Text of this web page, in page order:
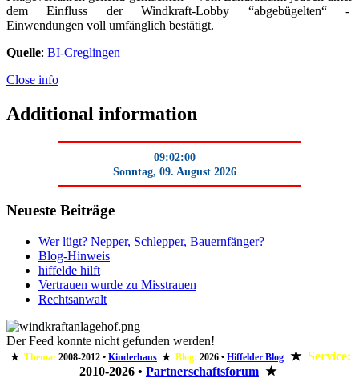
dem Einfluss der Windkraft-Lobby “abgebügelten“ -
Einwendungen voll umfänglich bestätigt.
Quelle: BI-Creglingen
Close info
Additional information
09:02:00
Sonntag, 09. August 2026
Neueste Beiträge
Wer lügt? Nepper, Schlepper, Bauernfänger?
Blog-Hinweis
hiffelde hilft
Vertrauen wurde zu Misstrauen
Rechtsanwalt
Der Feed konnte nicht gefunden werden!
★ Thema: 2008-2012 • Kinderhaus ★ Blog: 2026 • Hiffelder Blog ★ Service:
2010-2026 • Partnerschaftsforum ★